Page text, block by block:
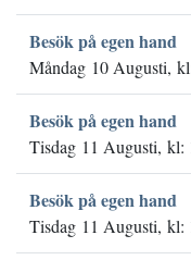
Besök på egen hand
Måndag 10 Augusti,
Besök på egen hand
Tisdag 11 Augusti, kl:
Besök på egen hand
Tisdag 11 Augusti, kl: